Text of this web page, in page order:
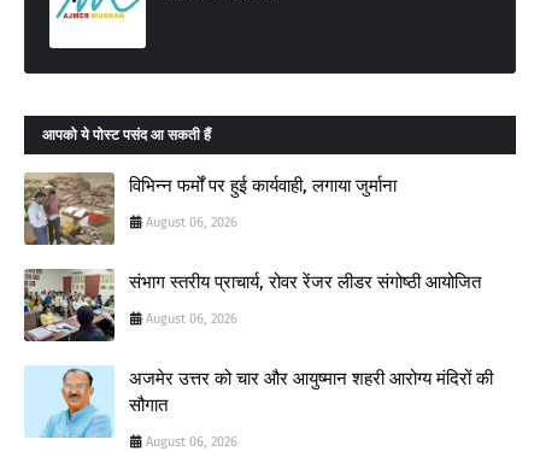
आपको ये पोस्ट पसंद आ सकती हैं
विभिन्न फर्मों पर हुई कार्यवाही, लगाया जुर्माना
August 06, 2026
संभाग स्तरीय प्राचार्य, रोवर रेंजर लीडर संगोष्ठी आयोजित
August 06, 2026
अजमेर उत्तर को चार और आयुष्मान शहरी आरोग्य मंदिरों की
सौगात
August 06, 2026